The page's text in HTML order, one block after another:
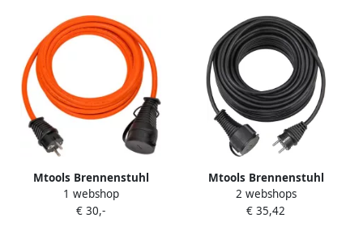
Mtools Brennenstuhl
BREMAXX IP44 verlengsnoer
10m oranje AT-N07V3V3-F
1 webshop
€ 30,-
Mtools Brennenstuhl
BREMAXX IP44 verlengsnoer
15m zwart AT-N05V3V3-F 3G1
2 webshops
€ 35,42